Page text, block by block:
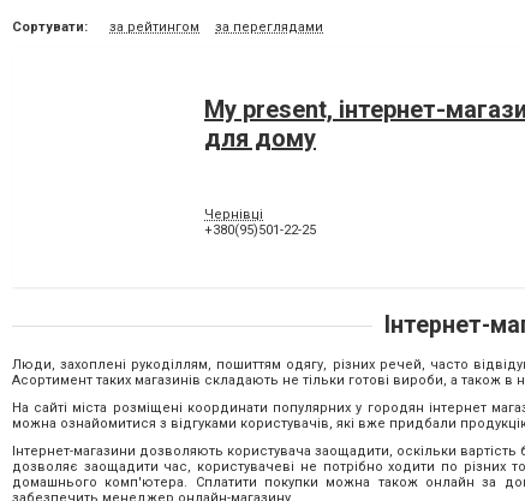
Сортувати: за рейтингом за переглядами
My present, інтернет-
для дому
Чернівці
+380(95)501-22-25
Інтернет-
Люди, захоплені рукоділлям, пошиттям одягу, різних речей, часто
Асортимент таких магазинів складають не тільки готові вироби, а також
На сайті міста розміщені координати популярних у городян інтернет
можна ознайомитися з відгуками користувачів, які вже придбали
Інтернет-магазини дозволяють користувача заощадити, оскільки
дозволяє заощадити час, користувачеві не потрібно ходити по різних
домашнього комп'ютера. Сплатити покупки можна також онлайн за